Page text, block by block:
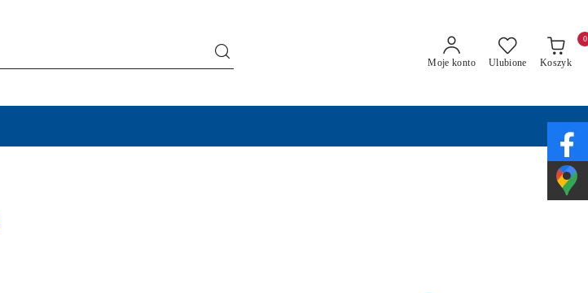
Moje konto Ulubione Koszyk
0